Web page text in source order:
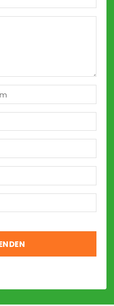
m²
Naam
*
mailadres
*
*
*